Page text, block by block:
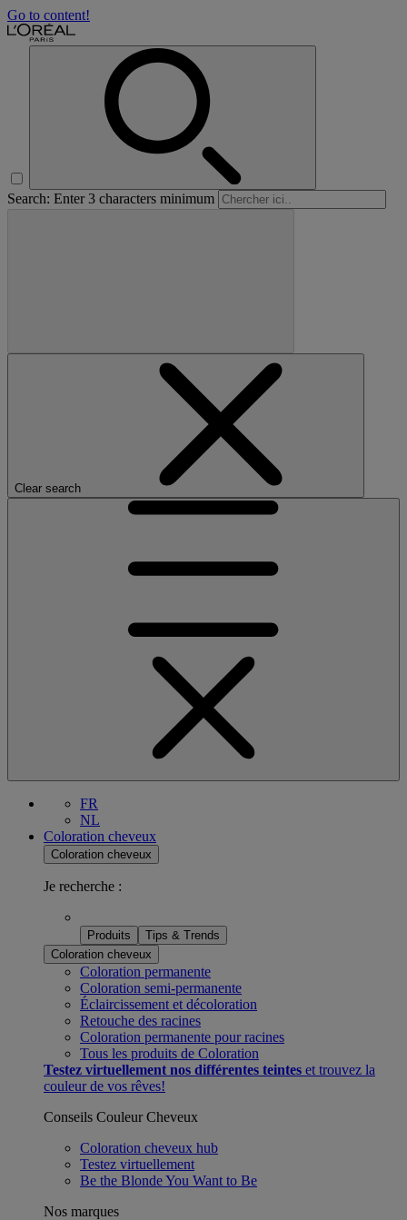
Go to content!
Search: Enter 3 characters minimum
Clear search
FR
NL
Coloration cheveux
Coloration cheveux
Je recherche :
Produits
Tips & Trends
Coloration cheveux
Coloration permanente
Coloration semi-permanente
Éclaircissement et décoloration
Retouche des racines
Coloration permanente pour racines​
Tous les produits de Coloration
Testez virtuellement nos différentes teintes et trouvez la
couleur de vos rêves!
Conseils Couleur Cheveux
Coloration cheveux hub
Testez virtuellement
Be the Blonde You Want to Be
Nos marques